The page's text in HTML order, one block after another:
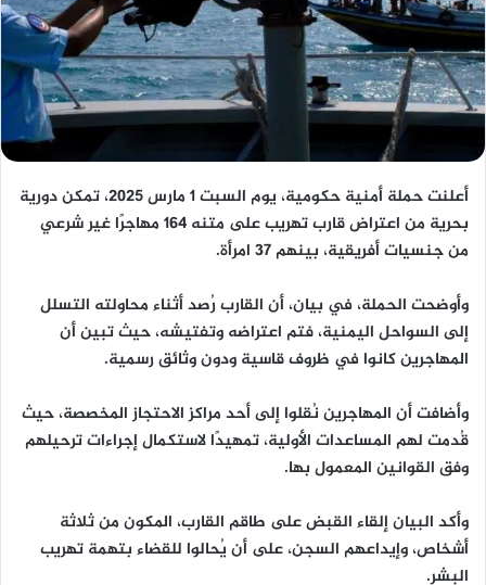
أعلنت حملة أمنية حكومية، يوم السبت 1 مارس 2025، تمكن دورية
بحرية من اعتراض قارب تهريب على متنه 164 مهاجرًا غير شرعي
من جنسيات أفريقية، بينهم 37 امرأة.
وأوضحت الحملة، في بيان، أن القارب رُصد أثناء محاولته التسلل
إلى السواحل اليمنية، فتم اعتراضه وتفتيشه، حيث تبين أن
المهاجرين كانوا في ظروف قاسية ودون وثائق رسمية.
وأضافت أن المهاجرين نُقلوا إلى أحد مراكز الاحتجاز المخصصة، حيث
قُدمت لهم المساعدات الأولية، تمهيدًا لاستكمال إجراءات ترحيلهم
وفق القوانين المعمول بها.
وأكد البيان إلقاء القبض على طاقم القارب، المكون من ثلاثة
أشخاص، وإيداعهم السجن، على أن يُحالوا للقضاء بتهمة تهريب
البشر.